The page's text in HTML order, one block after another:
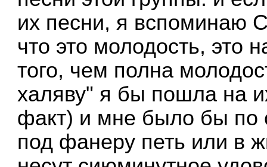
их песни, я вспоминаю
что это молодость, это
того, чем полна
халяву" я бы пошла на
факт) и мне было бы по
под фанеру петь или в